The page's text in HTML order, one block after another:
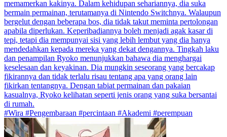
memamerkan kakinya. Dalam kehidupan sehariannya, dia suka
bermain permainan, terutamanya di Nintendo Switchnya. Walaupun
bergelut dengan beberapa bos, dia tidak takut meminta pertolongan
apabila diperlukan. Keperibadiannya boleh menjadi agak kasar di
tepi, tetapi dia mempunyai sisi yang lebih lembut yang dia hanya
mendedahkan kepada mereka yang dekat dengannya. Tingkah laku
dan penampilan Ryoko menunjukkan bahawa dia menghargai
keselesaan dan keyakinan. Dia mungkin seseorang yang bercakap
fikirannya dan tidak terlalu risau tentang apa yang orang lain
fikirkan tentangnya. Dengan tabiat permainan dan pakaian
kasualnya, Ryoko kelihatan seperti jenis orang yang suka bersantai
di rumah.
#Wira #Pengembaraan #percintaan #Akademi #perempuan